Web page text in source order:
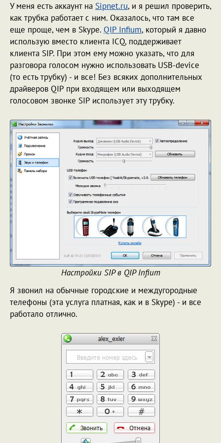
У меня есть аккаунт на Sipnet.ru, и я решил проверить,
как трубка работает с ним. Оказалось, что там все
еще проще, чем в Skype. QIP Infium, который я давно
использую вместо клиента ICQ, поддерживает
клиента SIP. При этом ему можно указать, что для
разговора голосом нужно использовать USB-device
(то есть трубку) - и все! Без всяких дополнительных
драйверов QIP при входящем или выходящем
голосовом звонке SIP использует эту трубку.
Настройки SIP в QIP Infium
Я звонил на обычные городские и междугородные
телефоны (эта услуга платная, как и в Skype) - и все
работало отлично.